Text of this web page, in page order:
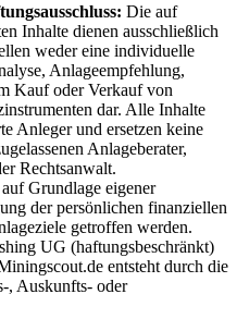
Die auf
Inhalte dienen ausschließlich
weder eine individuelle
Anlageempfehlung,
Kauf oder Verkauf von
dar. Alle Inhalte
Anleger und ersetzen keine
Anlageberater,
Rechtsanwalt.
Grundlage eigener
der persönlichen finanziellen
getroffen werden.
UG (haftungsbeschränkt)
entsteht durch die
, Auskunfts- oder